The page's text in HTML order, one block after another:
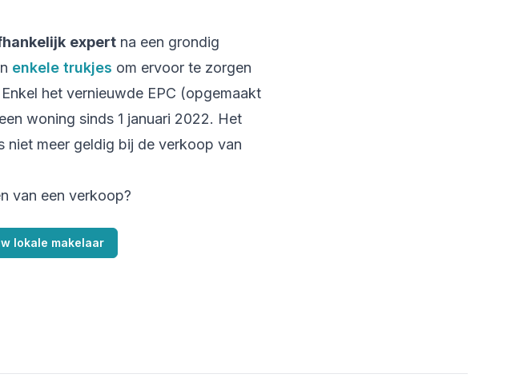
expertna een grondig
enkele trukjes om ervoor te zorgen
het vernieuwde EPC (opgemaakt
woning sinds 1 januari 2022. Het
meer geldig bij de verkoop van
van een verkoop?
lokale makelaar